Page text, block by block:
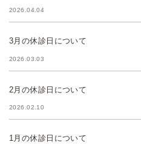
2026.04.04
3月の休診日について
2026.03.03
2月の休診日について
2026.02.10
1月の休診日について